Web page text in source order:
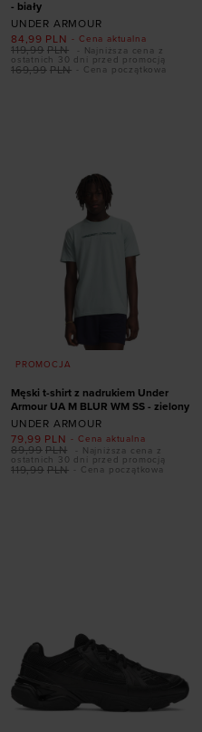
- biały
UNDER ARMOUR
- Cena aktualna
84,99 PLN
- Cena początkowa
169,99 PLN
119,99 PLN
- Najniższa cena z
ostatnich 30 dni przed promocją
PROMOCJA
Męski t-shirt z nadrukiem Under
Armour UA M BLUR WM SS - zielony
UNDER ARMOUR
- Cena aktualna
79,99 PLN
- Cena początkowa
119,99 PLN
89,99 PLN
- Najniższa cena z
ostatnich 30 dni przed promocją